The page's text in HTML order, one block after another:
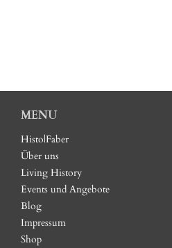
MENU
Histo|Faber
Über uns
Living History
Events und Angebote
Blog
Impressum
Shop